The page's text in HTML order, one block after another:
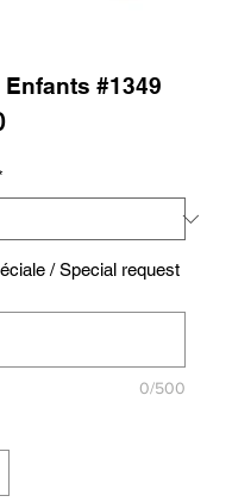
#1349
Price
/ Special request
0/500